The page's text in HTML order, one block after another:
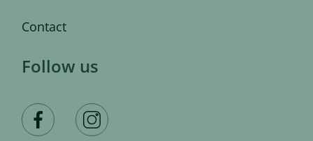
Contact
Follow us